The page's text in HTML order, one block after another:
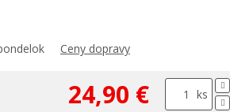
Ceny dopravy
24,90 € ks